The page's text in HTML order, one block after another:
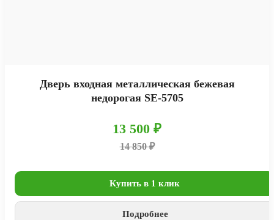
Дверь входная металлическая бежевая
недорогая SE-5705
13 500 ₽
14 850 ₽
Купить в 1 клик
Подробнее